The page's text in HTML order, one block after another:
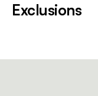
Exclusions